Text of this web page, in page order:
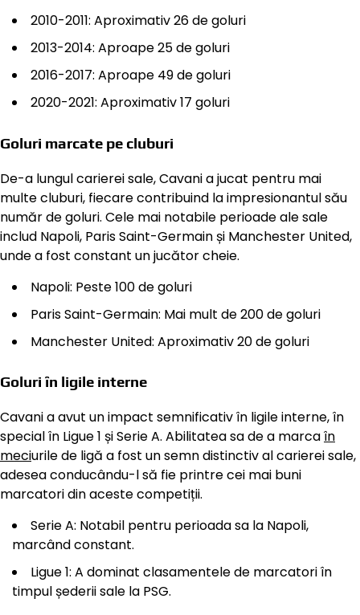
2010-2011: Aproximativ 26 de goluri
2013-2014: Aproape 25 de goluri
2016-2017: Aproape 49 de goluri
2020-2021: Aproximativ 17 goluri
Goluri marcate pe cluburi
De-a lungul carierei sale, Cavani a jucat pentru mai
multe cluburi, fiecare contribuind la impresionantul său
număr de goluri. Cele mai notabile perioade ale sale
includ Napoli, Paris Saint-Germain și Manchester United,
unde a fost constant un jucător cheie.
Napoli: Peste 100 de goluri
Paris Saint-Germain: Mai mult de 200 de goluri
Manchester United: Aproximativ 20 de goluri
Goluri în ligile interne
Cavani a avut un impact semnificativ în ligile interne, în
special în Ligue 1 și Serie A. Abilitatea sa de a marcaîn
meciurile de ligă a fost un semn distinctiv al carierei sale,
adesea conducându-l să fie printre cei mai buni
marcatori din aceste competiții.
Serie A: Notabil pentru perioada sa la Napoli,
marcând constant.
Ligue 1: A dominat clasamentele de marcatori în
timpul șederii sale la PSG.